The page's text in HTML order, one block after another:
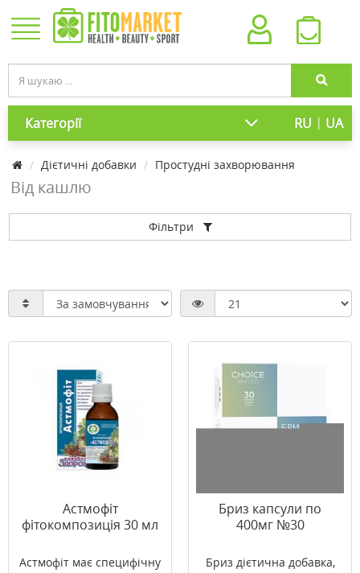
Категорії RU | UA
Дієтичні добавки Простудні захворювання
Від кашлю
Фільтри
Астмофіт
фітокомпозиція 30 мл
Астмофіт має специфічну
Бриз капсули по
400мг №30
Бриз дієтична добавка,